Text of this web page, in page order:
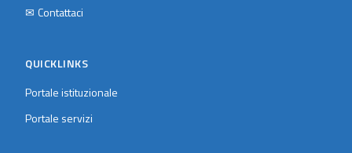
✉ Contattaci
QUICKLINKS
Portale istituzionale
Portale servizi